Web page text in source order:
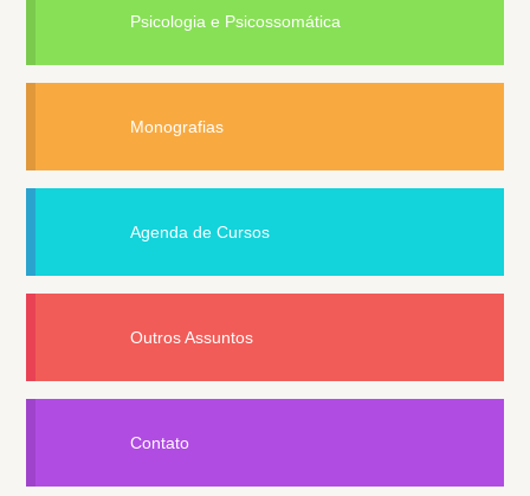
Psicologia e Psicossomática
Monografias
Agenda de Cursos
Outros Assuntos
Contato